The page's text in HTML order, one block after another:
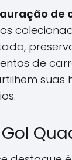
de
de
suas